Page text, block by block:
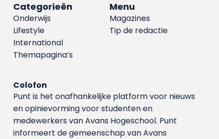
Menu
Magazines
Tip de redactie
Categorieën
Onderwijs
Lifestyle
International
Themapagina’s
Colofon
Punt is het onafhankelijke platform voor nieuws
en opinievorming voor studenten en
medewerkers van Avans Hoge­school. Punt
informeert de gemeenschap van Avans